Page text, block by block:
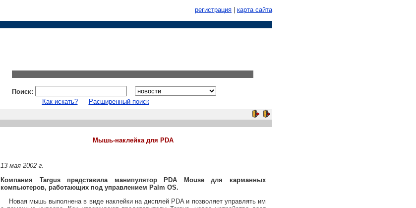
регистрация карта сайта
Поиск:
Как искать?
Расширенный поиск
Мышь-наклейка для PDA
13 мая 2002 г.
Компания Targus представила манипулятор PDA Mouse для карманных
компьютеров, работающих под управлением Palm OS.
Новая мышь выполнена в виде наклейки на дисплей PDA и позволяет управлять им